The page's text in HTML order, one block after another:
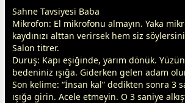
Sahne Tavsiyesi Baba
Mikrofon: El mikrofonu almayın. Yaka
kaydınızı alttan verirsek hem siz
Salon titrer.
Duruş: Kapı eşiğinde, yarım dönük.
bedeniniz ışığa. Giderken gelen adam
Son kelime: “İnsan kal” dedikten sonra 3
ışığa girin. Acele etmeyin. O 3 saniye